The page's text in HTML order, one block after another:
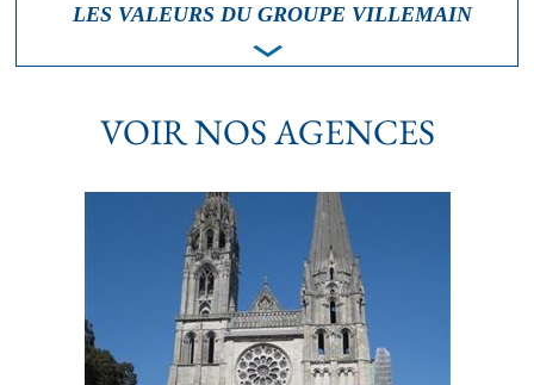
LES VALEURS DU GROUPE VILLEMAIN
VOIR NOS AGENCES